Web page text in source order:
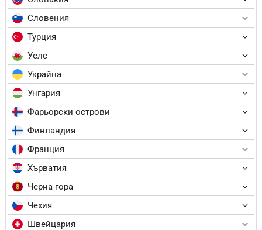
Словения
Турция
Уелс
Украйна
Унгария
Фарьорски острови
Финландия
Франция
Хърватия
Черна гора
Чехия
Швейцария